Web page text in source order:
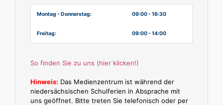
Montag - Donnerstag: 09:00 - 16:30
Freitag: 09:00 - 14:00
So finden Sie zu uns (hier klicken!)
Hinweis: Das Medienzentrum ist während der
niedersächsischen Schulferien in Absprache mit
uns geöffnet. Bitte treten Sie telefonisch oder per